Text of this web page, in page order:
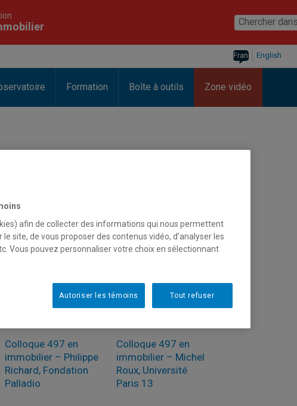
FrançaisEnglish
Formation Boîte à outils Zone vidéo
Colloque 497 en
immobilier – Andrée
Ivanhoé Cambridge
d’immobilier
Colloque 497 en
immobilier – Sylvain
Gouvernance Plus
Colloque 497 en
immobilier – Philippe
Richard, Fondation
Palladio
Colloque 497 en
immobilier – Michel
Roux, Université
Paris 13
afin de collecter des informations qui nous permettent
site, de vous proposer des contenus vidéo, d’analyser les
Vous pouvez personnaliser votre choix en sélectionnant
Tout refuser
Autoriser les témoins